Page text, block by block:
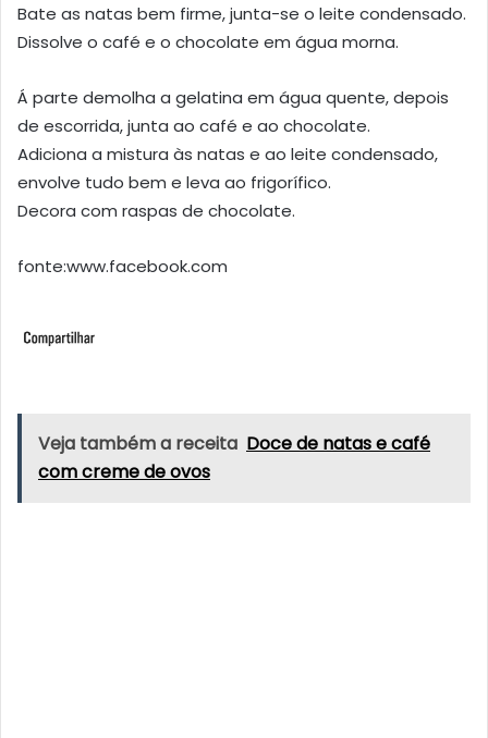
Bate as natas bem firme, junta-se o leite condensado.
Dissolve o café e o chocolate em água morna.
Á parte demolha a gelatina em água quente, depois
de escorrida, junta ao café e ao chocolate.
Adiciona a mistura às natas e ao leite condensado,
envolve tudo bem e leva ao frigorífico.
Decora com raspas de chocolate.
fonte:www.facebook.com
Veja também a receita Doce de natas e café
com creme de ovos